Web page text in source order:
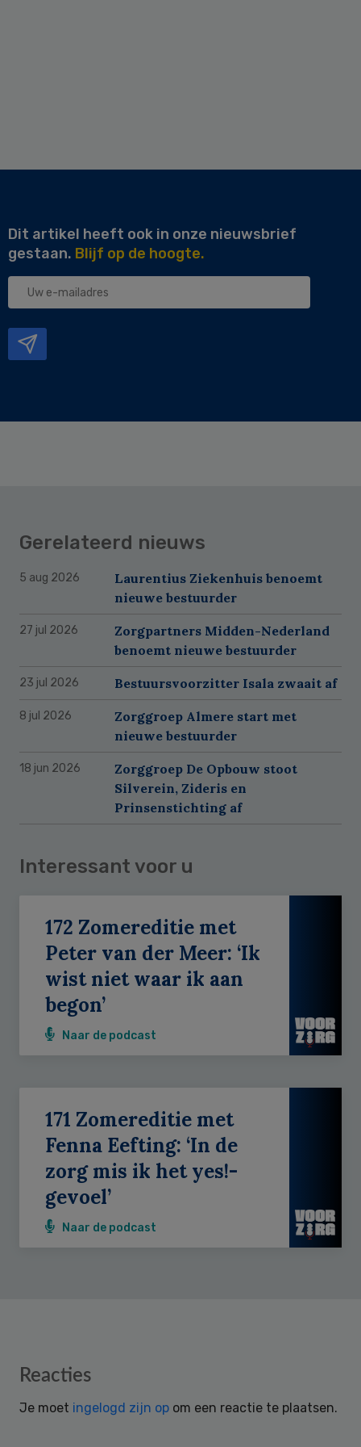
Dit artikel heeft ook in onze nieuwsbrief
gestaan. Blijf op de hoogte.
Uw
Gerelateerd nieuws
5 aug 2026
Laurentius Ziekenhuis benoemt
nieuwe bestuurder
27 jul 2026
Zorgpartners Midden-Nederland
benoemt nieuwe bestuurder
23 jul 2026 Bestuursvoorzitter Isala zwaait af
8 jul 2026
Zorggroep Almere start met
nieuwe bestuurder
18 jun 2026
Zorggroep De Opbouw stoot
Silverein, Zideris en
Prinsenstichting af
Interessant voor u
172 Zomereditie met
Peter van der Meer: ‘Ik
wist niet waar ik aan
begon’
Naar de podcast
171 Zomereditie met
Fenna Eefting: ‘In de
zorg mis ik het yes!-
gevoel’
Naar de podcast
Reader
Reacties
Je moet ingelogd zijn op om een reactie te plaatsen.